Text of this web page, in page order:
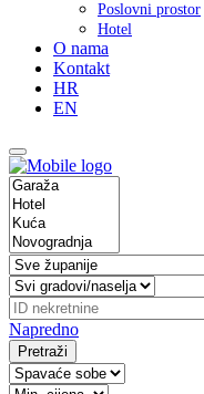
Poslovni prostor
Hotel
O nama
Kontakt
HR
EN
Napredno
Pretraži